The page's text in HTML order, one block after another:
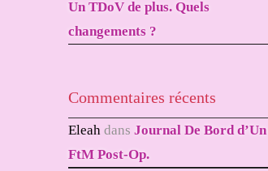
Un TDoV de plus. Quels
changements ?
Commentaires récents
Eleah dans Journal De Bord d’Un
FtM Post-Op.